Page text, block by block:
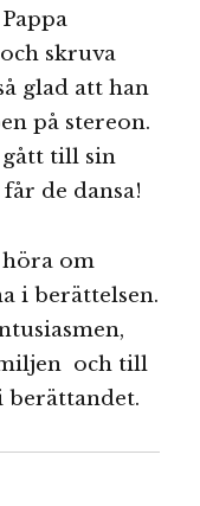
skruva
glad att han
på stereon.
till sin
de dansa!
höra om
i berättelsen.
och till
berättandet.